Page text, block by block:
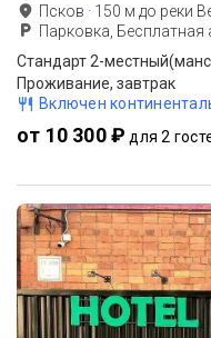
Псков · 150 м до реки
Парковка,
Стандарт 2-
Проживание, завтрак
Включен
от 10 300 ₽ для 2